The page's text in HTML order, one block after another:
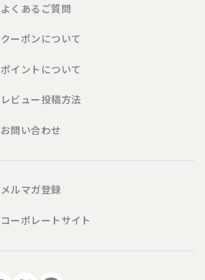
よくあるご質問
クーポンについて
ポイントについて
レビュー投稿方法
お問い合わせ
メルマガ登録
コーポレートサイト